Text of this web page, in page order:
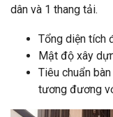
dân và 1 thang tải.
Tổng diện tích
Mật độ xây
Tiêu chuẩn
tương đương